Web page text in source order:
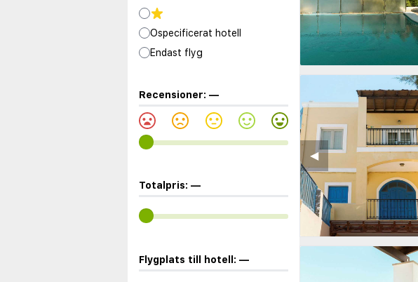
Ospecificerat hotell
Endast flyg
Recensioner: —
Totalpris: —
Flygplats till hotell: —
◀︎